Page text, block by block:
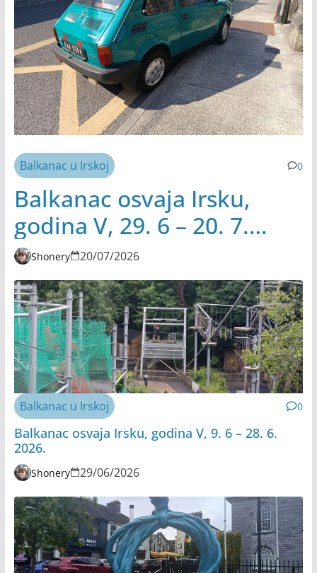
Balkanac u Irskoj 0
Balkanac osvaja Irsku,
godina V, 29. 6 – 20. 7.
2026.
Shonery 20/07/2026
Balkanac u Irskoj 0
Balkanac osvaja Irsku, godina V, 9. 6 – 28. 6.
2026.
Shonery 29/06/2026